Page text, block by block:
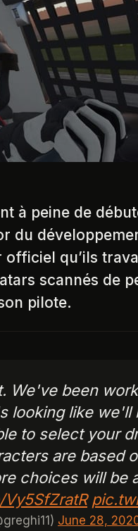
à peine de
du
qu’ils
scannés de
pilote.
We've been
looking like we'll
to select your
are based
choices will be
June 28,